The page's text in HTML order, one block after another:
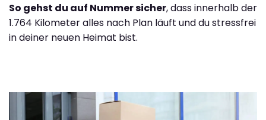
So gehst du auf Nummer sicher, dass innerhalb der
1.764 Kilometer alles nach Plan läuft und du stressfrei
in deiner neuen Heimat bist.